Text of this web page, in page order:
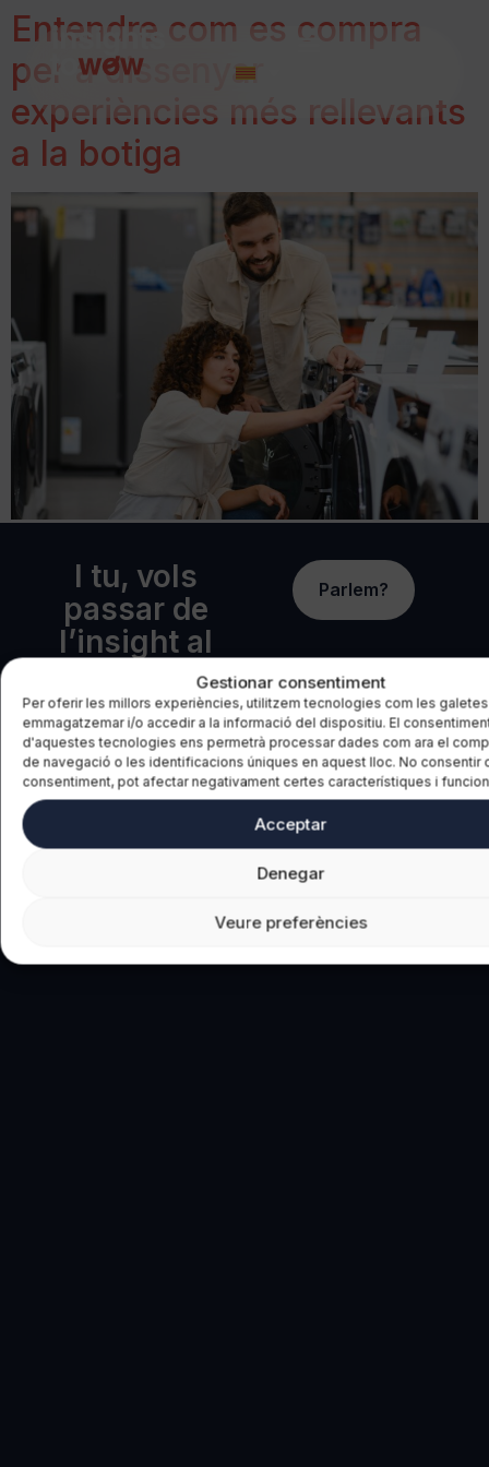
Gestionar consentiment
Per oferir les millors experiències, utilitzem tecnologies com les
emmagatzemar i/o accedir a la informació del dispositiu. El
d'aquestes tecnologies ens permetrà processar dades com ara el
de navegació o les identificacions úniques en aquest lloc. No consentir
consentiment, pot afectar negativament certes característiques i
Acceptar
Denegar
Veure preferències
Entendre com es compra
per a dissenyar
experiències més rellevants
a la botiga
I tu, vols
passar de
l’insight al
Parlem?
+34 678 60 11 42